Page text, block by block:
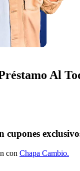
Al
con cupones
operación conChapa